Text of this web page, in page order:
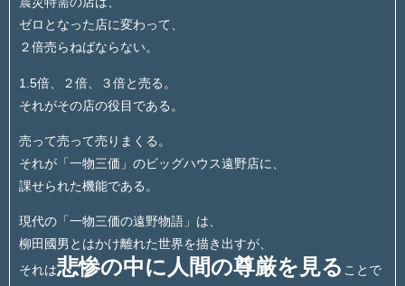
ゼロとなった店に変わって、
２倍売らねばならない。
1.5倍、２倍、３倍と売る。
それがその店の役目である。
売って売って売りまくる。
それが「一物三価」のビッグハウス遠野店に、
課せられた機能である。
現代の「一物三価の遠野物語」は、
柳田國男とはかけ離れた世界を描き出すが、
それは悲惨の中に人間の尊厳を見る ことで